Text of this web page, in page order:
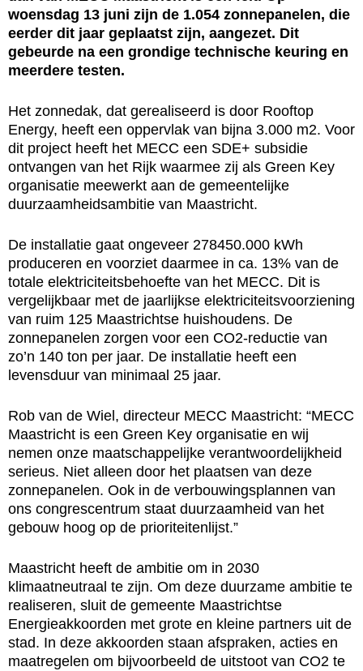
woensdag 13 juni zijn de 1.054 zonnepanelen, die
eerder dit jaar geplaatst zijn, aangezet. Dit
gebeurde na een grondige technische keuring en
meerdere testen.
Het zonnedak, dat gerealiseerd is door Rooftop
Energy, heeft een oppervlak van bijna 3.000 m2. Voor
dit project heeft het MECC een SDE+ subsidie
ontvangen van het Rijk waarmee zij als Green Key
organisatie meewerkt aan de gemeentelijke
duurzaamheidsambitie van Maastricht.
De installatie gaat ongeveer 278450.000 kWh
produceren en voorziet daarmee in ca. 13% van de
totale elektriciteitsbehoefte van het MECC. Dit is
vergelijkbaar met de jaarlijkse elektriciteitsvoorziening
van ruim 125 Maastrichtse huishoudens. De
zonnepanelen zorgen voor een CO2-reductie van
zo’n 140 ton per jaar. De installatie heeft een
levensduur van minimaal 25 jaar.
Rob van de Wiel, directeur MECC Maastricht: “MECC
Maastricht is een Green Key organisatie en wij
nemen onze maatschappelijke verantwoordelijkheid
serieus. Niet alleen door het plaatsen van deze
zonnepanelen. Ook in de verbouwingsplannen van
ons congrescentrum staat duurzaamheid van het
gebouw hoog op de prioriteitenlijst.”
Maastricht heeft de ambitie om in 2030
klimaatneutraal te zijn. Om deze duurzame ambitie te
realiseren, sluit de gemeente Maastrichtse
Energieakkoorden met grote en kleine partners uit de
stad. In deze akkoorden staan afspraken, acties en
maatregelen om bijvoorbeeld de uitstoot van CO2 te